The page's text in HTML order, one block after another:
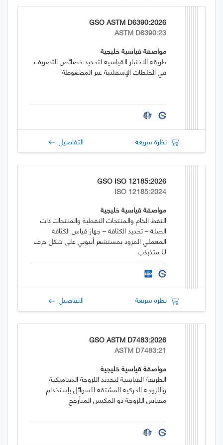
GSO ASTM D6390:2026
ASTM D6390:23
مواصفة قياسية خليجية
طريقة الاختبار القياسية لتحديد خصائص التصريف
في الخلطات الإسفلتية غير المضغوطة
نظرة سريعة التفاصيل
GSO ISO 12185:2026
ISO 12185:2024
مواصفة قياسية خليجية
النفط الخام والمنتجات النفطية والمنتجات ذات
الصلة – تحديد الكثافة – جهاز قياس الكثافة
المعملي المزود بمستشعر أنبوبي على شكل حرف
U متذبذب
نظرة سريعة التفاصيل
GSO ASTM D7483:2026
ASTM D7483:21
مواصفة قياسية خليجية
الطريقة القياسية لتحديد اللزوجة الديناميكية
واللزوجة الحركية المشتقة للسوائل بإستخدام
مقياس اللزوجة ذو المكبس المتأرجح